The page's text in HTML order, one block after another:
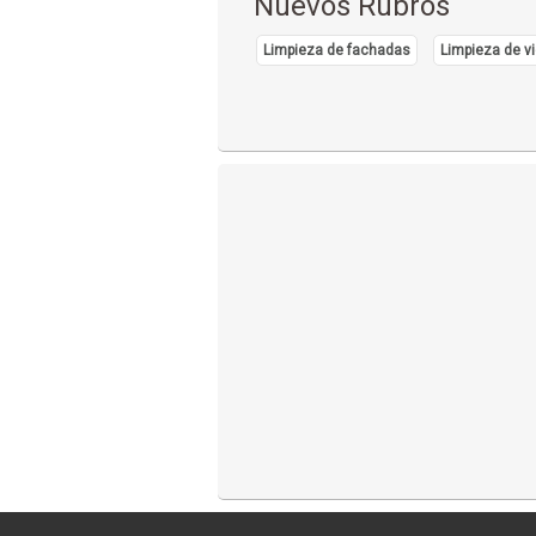
Limpieza de fachadas Limpieza de